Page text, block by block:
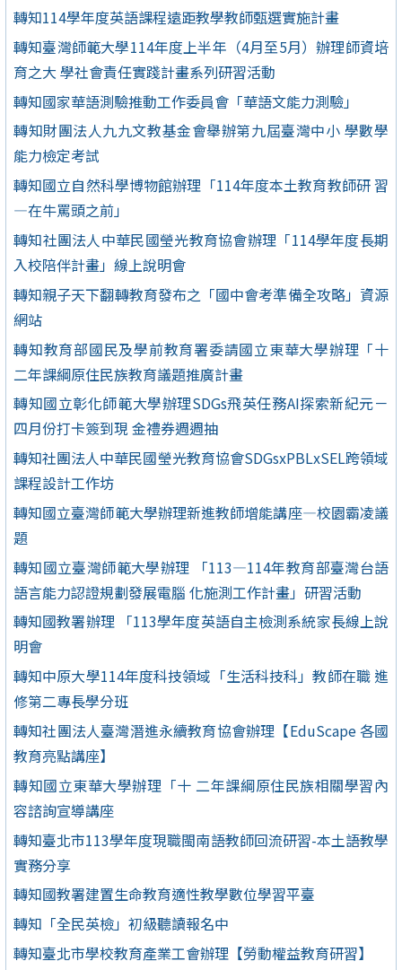
轉知114學年度英語課程遠距教學教師甄選實施計畫
轉知臺灣師範大學114年度上半年（4月至5月）辦理師資培
育之大 學社會責任實踐計畫系列研習活動
轉知國家華語測驗推動工作委員會「華語文能力測驗」
轉知財團法人九九文教基金會舉辦第九屆臺灣中小 學數學
能力檢定考試
轉知國立自然科學博物館辦理「114年度本土教育教師研 習
—在牛罵頭之前」
轉知社團法人中華民國瑩光教育協會辦理「114學年度長期
入校陪伴計畫」線上說明會
轉知親子天下翻轉教育發布之「國中會考準備全攻略」資源
網站
轉知教育部國民及學前教育署委請國立東華大學辦理「十
二年課綱原住民族教育議題推廣計畫
轉知國立彰化師範大學辦理SDGs飛英任務AI探索新紀元－
四月份打卡簽到現 金禮券週週抽
轉知社團法人中華民國瑩光教育協會SDGsxPBLxSEL跨領域
課程設計工作坊
轉知國立臺灣師範大學辦理新進教師增能講座—校園霸凌議
題
轉知國立臺灣師範大學辦理 「113—114年教育部臺灣台語
語言能力認證規劃發展電腦 化施測工作計畫」研習活動
轉知國教署辦理 「113學年度英語自主檢測系統家長線上說
明會
轉知中原大學114年度科技領域「生活科技科」教師在職 進
修第二專長學分班
轉知社團法人臺灣潛進永續教育協會辦理【EduScape 各國
教育亮點講座】
轉知國立東華大學辦理「十 二年課綱原住民族相關學習內
容諮詢宣導講座
轉知臺北市113學年度現職閩南語教師回流研習-本土語教學
實務分享
轉知國教署建置生命教育適性教學數位學習平臺
轉知「全民英檢」初級聽讀報名中
轉知臺北市學校教育產業工會辦理【勞動權益教育研習】